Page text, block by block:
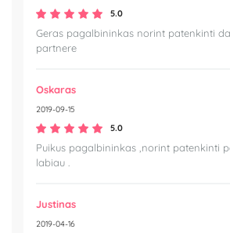
5.0
Geras pagalbininkas norint patenkinti
partnere
Oskaras
2019-09-15
5.0
Puikus pagalbininkas ,norint patenkinti
labiau .
Justinas
2019-04-16